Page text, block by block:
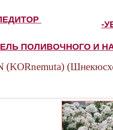
-
ПОЛИВОЧНОГО И
(KORnemuta)